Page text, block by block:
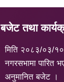
बजेट तथा
मिति २०८३/०३/
नगरसभामा पारित
अनुमानित बजेट ।